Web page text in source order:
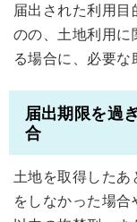
届出された利用
のの、土地利用に
る場合に、必要な
届出期限を過
合
土地を取得したあ
をしなかった場